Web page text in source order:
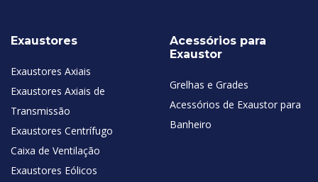
Exaustores
Exaustores Axiais
Exaustores Axiais de
Transmissão
Exaustores Centrífugo
Caixa de Ventilação
Exaustores Eólicos
Acessórios para
Exaustor
Grelhas e Grades
Acessórios de Exaustor para
Banheiro